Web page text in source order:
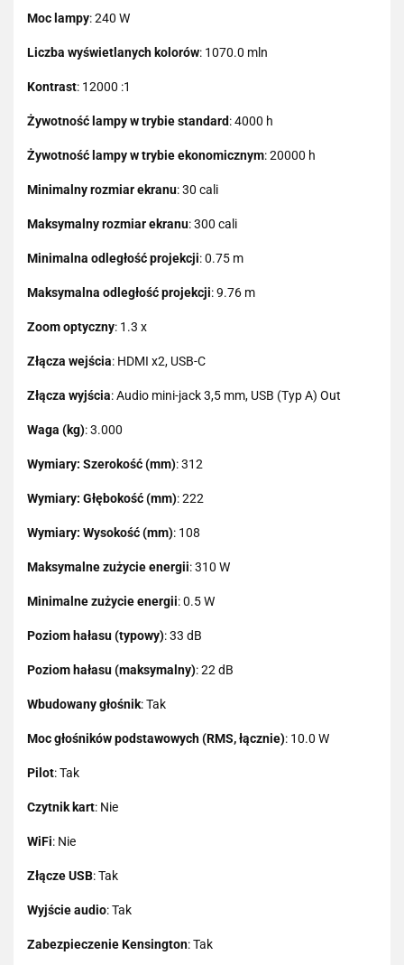
Moc lampy: 240 W
Liczba wyświetlanych kolorów: 1070.0 mln
Kontrast: 12000 :1
Żywotność lampy w trybie standard: 4000 h
Żywotność lampy w trybie ekonomicznym: 20000 h
Minimalny rozmiar ekranu: 30 cali
Maksymalny rozmiar ekranu: 300 cali
Minimalna odległość projekcji: 0.75 m
Maksymalna odległość projekcji: 9.76 m
Zoom optyczny: 1.3 x
Złącza wejścia: HDMI x2, USB-C
Złącza wyjścia: Audio mini-jack 3,5 mm, USB (Typ A) Out
Waga (kg): 3.000
Wymiary: Szerokość (mm): 312
Wymiary: Głębokość (mm): 222
Wymiary: Wysokość (mm): 108
Maksymalne zużycie energii: 310 W
Minimalne zużycie energii: 0.5 W
Poziom hałasu (typowy): 33 dB
Poziom hałasu (maksymalny): 22 dB
Wbudowany głośnik: Tak
Moc głośników podstawowych (RMS, łącznie): 10.0 W
Pilot: Tak
Czytnik kart: Nie
WiFi: Nie
Złącze USB: Tak
Wyjście audio: Tak
Zabezpieczenie Kensington: Tak